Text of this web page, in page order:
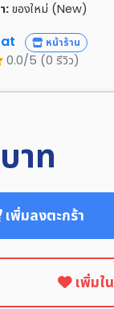
: ของใหม่ (New)
หน้าร้าน
0.0/5 (0 รีวิว)
บาท
เพิ่มลงตะกร้า
เพิ่มใ